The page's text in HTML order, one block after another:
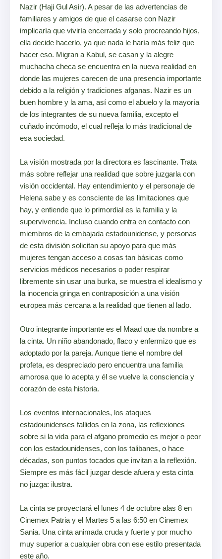
Nazir (Haji Gul Asir). A pesar de las advertencias de
familiares y amigos de que el casarse con Nazir
implicaría que viviría encerrada y solo procreando hijos,
ella decide hacerlo, ya que nada le haría más feliz que
hacer eso. Migran a Kabul, se casan y la alegre
muchacha checa se encuentra en la nueva realidad en
donde las mujeres carecen de una presencia importante
debido a la religión y tradiciones afganas. Nazir es un
buen hombre y la ama, así como el abuelo y la mayoría
de los integrantes de su nueva familia, excepto el
cuñado incómodo, el cual refleja lo más tradicional de
esa sociedad.
La visión mostrada por la directora es fascinante. Trata
más sobre reflejar una realidad que sobre juzgarla con
visión occidental. Hay entendimiento y el personaje de
Helena sabe y es consciente de las limitaciones que
hay, y entiende que lo primordial es la familia y la
supervivencia. Incluso cuando entra en contacto con
miembros de la embajada estadounidense, y personas
de esta división solicitan su apoyo para que más
mujeres tengan acceso a cosas tan básicas como
servicios médicos necesarios o poder respirar
libremente sin usar una burka, se muestra el idealismo y
la inocencia gringa en contraposición a una visión
europea más cercana a la realidad que tienen al lado.
Otro integrante importante es el Maad que da nombre a
la cinta. Un niño abandonado, flaco y enfermizo que es
adoptado por la pareja. Aunque tiene el nombre del
profeta, es despreciado pero encuentra una familia
amorosa que lo acepta y él se vuelve la consciencia y
corazón de esta historia.
Los eventos internacionales, los ataques
estadounidenses fallidos en la zona, las reflexiones
sobre si la vida para el afgano promedio es mejor o peor
con los estadounidenses, con los talibanes, o hace
décadas, son puntos tocados que invitan a la reflexión.
Siempre es más fácil juzgar desde afuera y esta cinta
no juzga: ilustra.
La cinta se proyectará el lunes 4 de octubre alas 8 en
Cinemex Patria y el Martes 5 a las 6:50 en Cinemex
Sania. Una cinta animada cruda y fuerte y por mucho
muy superior a cualquier obra con ese estilo presentada
este año.